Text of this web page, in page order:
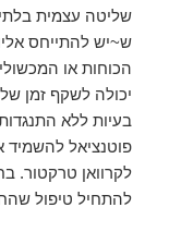
שליטה עצמית בלתי
ש~יש להתייחס
הכוחות או
יכולה לשקף זמן
בעיות ללא
פוטנציאל להשמיד
לקרוואן טרקטור.
להתחיל טיפול